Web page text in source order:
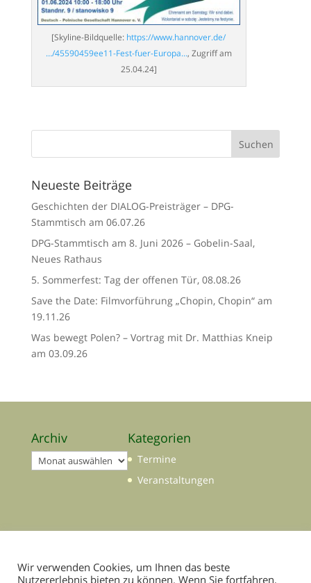
[Skyline-Bildquelle: https://www.hannover.de/
…/45590459ee11-Fest-fuer-Europa…, Zugriff am
25.04.24]
Neueste Beiträge
Geschichten der DIALOG-Preisträger – DPG-
Stammtisch am 06.07.26
DPG-Stammtisch am 8. Juni 2026 – Gobelin-Saal,
Neues Rathaus
5. Sommerfest: Tag der offenen Tür, 08.08.26
Save the Date: Filmvorführung „Chopin, Chopin“ am
19.11.26
Was bewegt Polen? – Vortrag mit Dr. Matthias Kneip
am 03.09.26
Archiv
Archiv
Kategorien
Termine
Veranstaltungen
Wir verwenden Cookies, um Ihnen das beste
Nutzererlebnis bieten zu können. Wenn Sie fortfahren,